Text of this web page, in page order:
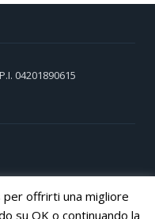
04201890615
offrirti una migliore
su OK o continuando la